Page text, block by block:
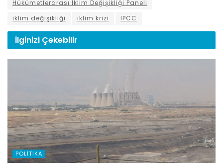
Hükümetlerarası İklim Değişikliği Paneli
iklim değişikliği
iklim krizi IPCC
İlginizi Çekebilir
POLITIKA